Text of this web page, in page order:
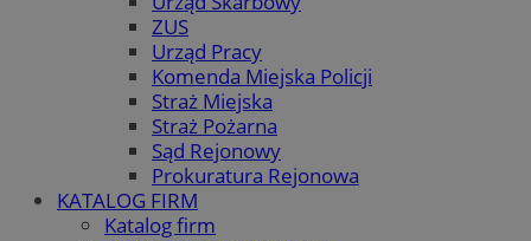
ZUS
Urząd Pracy
Komenda Miejska Policji
Straż Miejska
Straż Pożarna
Sąd Rejonowy
Prokuratura Rejonowa
KATALOG FIRM
Katalog firm